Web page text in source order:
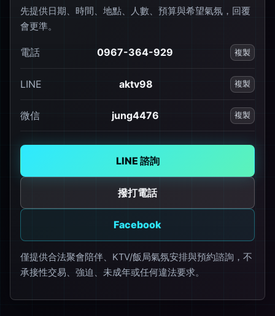
先提供日期、時間、地點、人數、預算與希望氣氛，回覆
會更準。
電話 0967-364-929 複製
LINE aktv98 複製
微信 jung4476 複製
LINE 諮詢
撥打電話
Facebook
僅提供合法聚會陪伴、KTV/飯局氣氛安排與預約諮詢，不
承接性交易、強迫、未成年或任何違法要求。